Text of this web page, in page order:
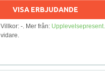
VISA ERBJUDANDE
Villkor: -. Mer från:
vidare.